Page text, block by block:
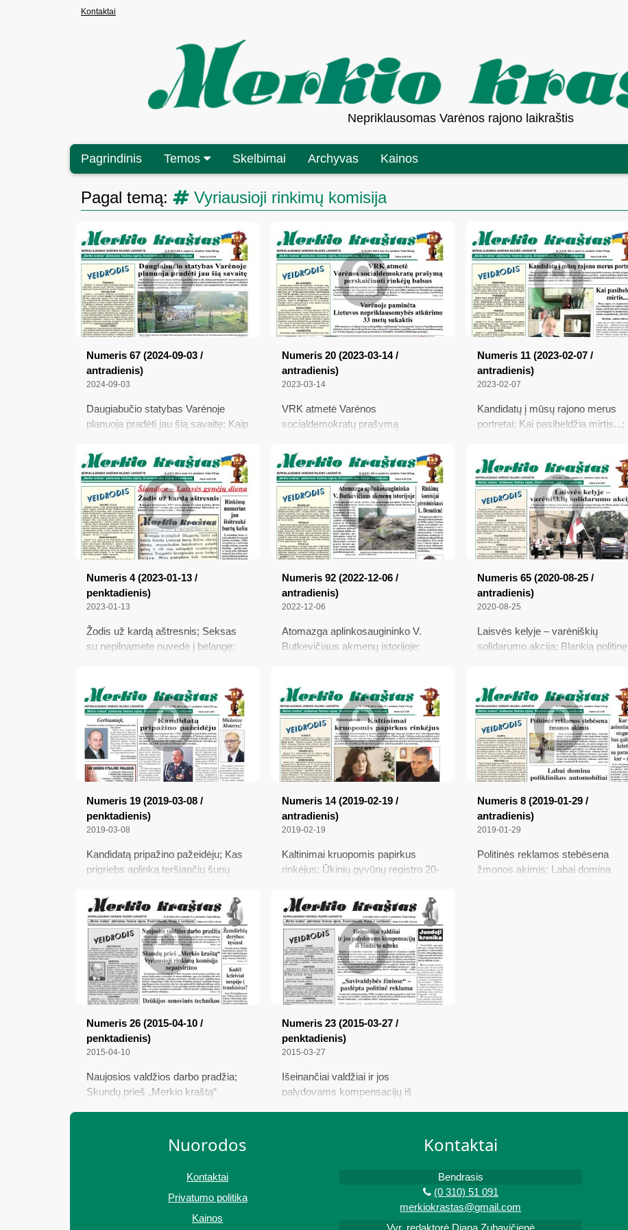
Kontaktai
Nepriklausomas Varėnos rajono laikraštis
Pagrindinis Temos Skelbimai Archyvas Kainos
Pagal temą: Vyriausioji rinkimų komisija
Numeris 67 (2024-09-03 /
antradienis)
2024-09-03
Daugiabučio statybas Varėnoje
planuoja pradėti jau šią savaitę; Kaip
Ėmėsi tarpininko vaidmens tarp
ūkininkų ir bankų; Vyriausioji rinkimų
komisija primena; Šį mėnesį
vairuotojų laukia intensyvūs policijos
reidai; Prašo pagalbos
Numeris 20 (2023-03-14 /
antradienis)
2023-03-14
VRK atmetė Varėnos
socialdemokratų prašymą
Varėnoje paminėta Lietuvos
nepriklausomybės atkūrimo 33
metų sukaktis; Automobilio
padegėjui skyrė ilgą viešnagę
cypėje; Deklaruojantiems pajamas
Numeris 11 (2023-02-07 /
antradienis)
2023-02-07
Kandidatų į mūsų rajono merus
portretai; Kai pasibeldžia mirtis...;
Numeris 4 (2023-01-13 /
penktadienis)
2023-01-13
Žodis už kardą aštresnis; Seksas
su nepilnamete nuvedė į belangę;
išsitraukė burtų keliu
Numeris 92 (2022-12-06 /
antradienis)
2022-12-06
Atomazga aplinkosaugininko V.
Butkevičiaus akmenų istorijoje;
įrangos; Ženkliai brangs gyvenimas
globos namuose; Rinkimų komisijai
pirmininkaus L. Denutienė
Numeris 65 (2020-08-25 /
antradienis)
2020-08-25
Laisvės kelyje – varėniškių
solidarumo akcija; Blankią politinę
Varėnoje; Rekomendacijos dėl
ugdymo ikimokyklinėse ugdymo
įstaigose ir mokyklose
Numeris 19 (2019-03-08 /
penktadienis)
2019-03-08
Kandidatą pripažino pažeidėju; Kas
prigriebs aplinką teršiančių šunų
komentaras
Numeris 14 (2019-02-19 /
antradienis)
2019-02-19
Kaltinimai kruopomis papirkus
rinkėjus; Ūkinių gyvūnų registro 20-
atsakymas
Numeris 8 (2019-01-29 /
antradienis)
2019-01-29
Politinės reklamos stebėsena
žmonos akimis; Labai domina
Numeris 26 (2015-04-10 /
penktadienis)
2015-04-10
Naujosios valdžios darbo pradžia;
Skundų prieš „Merkio kraštą“
technikos klubas kviečia; Daigai ir
agregatas malkoms skaldyti;
keleiviai nespėjo į traukinius?
Numeris 23 (2015-03-27 /
penktadienis)
2015-03-27
Išeinančiai valdžiai ir jos
palydovams kompensacijų iš
Siaubo naktį Sarapiniškėse pakeitė
Nuorodos
Kontaktai
Privatumo politika
Kainos
Kontaktai
Bendrasis
(0 310) 51 091
merkiokrastas@gmail.com
Vyr. redaktorė Diana Zubavičienė